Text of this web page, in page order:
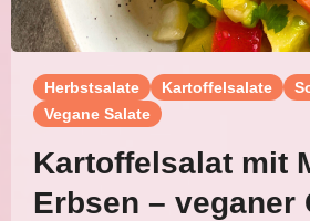
Herbstsalate Kartoffelsalate
Vegane Salate
Kartoffelsalat mit
Erbsen – veganer